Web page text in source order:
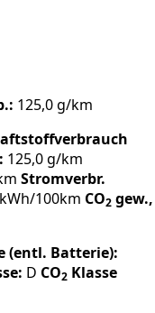
125,0 g/km
125,0 g/km
Stromverbr.
100km CO2 gew.,
(entl. Batterie):
D CO2 Klasse